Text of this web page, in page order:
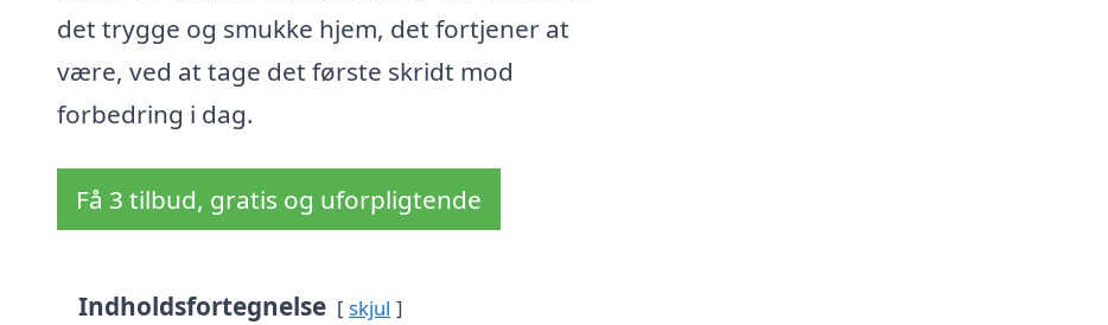
det trygge og smukke hjem, det fortjener at
være, ved at tage det første skridt mod
forbedring i dag.
Få 3 tilbud, gratis og uforpligtende
Indholdsfortegnelse skjul